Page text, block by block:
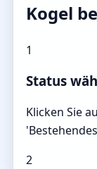
Kogel
1
Status
Klicken Sie
2